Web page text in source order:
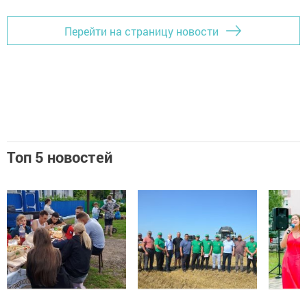
Перейти на страницу новости
Топ 5 новостей